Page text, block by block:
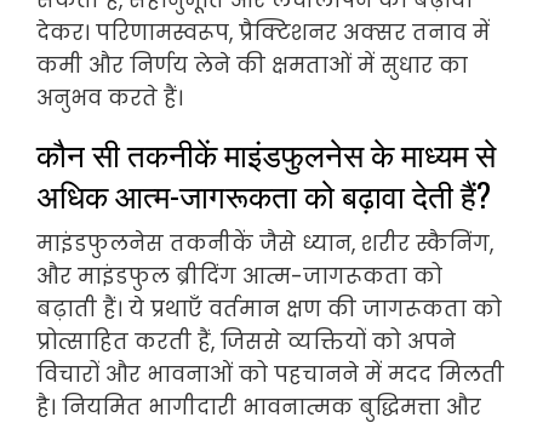
देकर। परिणामस्वरूप, प्रैक्टिशनर अक्सर तनाव में
कमी और निर्णय लेने की क्षमताओं में सुधार का
अनुभव करते हैं।
कौन सी तकनीकें माइंडफुलनेस के माध्यम से
अधिक आत्म-जागरूकता को बढ़ावा देती हैं?
माइंडफुलनेस तकनीकें जैसे ध्यान, शरीर स्कैनिंग,
और माइंडफुल ब्रीदिंग आत्म-जागरूकता को
बढ़ाती हैं। ये प्रथाएँ वर्तमान क्षण की जागरूकता को
प्रोत्साहित करती हैं, जिससे व्यक्तियों को अपने
विचारों और भावनाओं को पहचानने में मदद मिलती
है। नियमित भागीदारी भावनात्मक बुद्धिमत्ता और